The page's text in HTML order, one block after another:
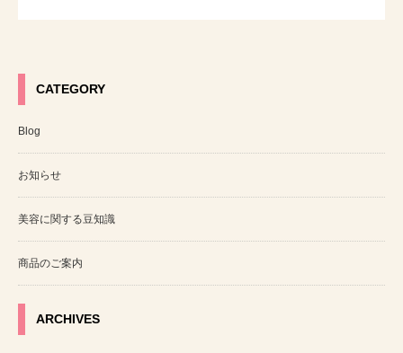
CATEGORY
Blog
お知らせ
美容に関する豆知識
商品のご案内
ARCHIVES